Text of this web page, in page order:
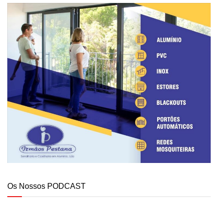
Os Nossos PODCAST